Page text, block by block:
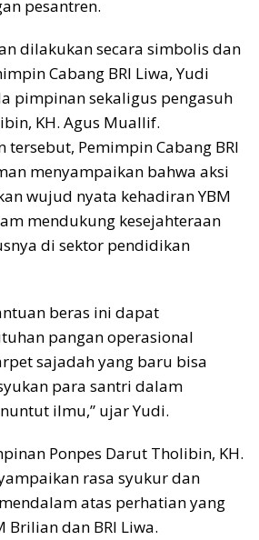
pesantren.
dilakukan secara simbolis dan
Cabang BRI Liwa, Yudi
pimpinan sekaligus pengasuh
KH. Agus Muallif.
tersebut, Pemimpin Cabang BRI
menyampaikan bahwa aksi
wujud nyata kehadiran YBM
mendukung kesejahteraan
di sektor pendidikan
beras ini dapat
pangan operasional
sajadah yang baru bisa
para santri dalam
ilmu,” ujar Yudi.
Ponpes Darut Tholibin, KH.
rasa syukur dan
atas perhatian yang
Brilian dan BRI Liwa.